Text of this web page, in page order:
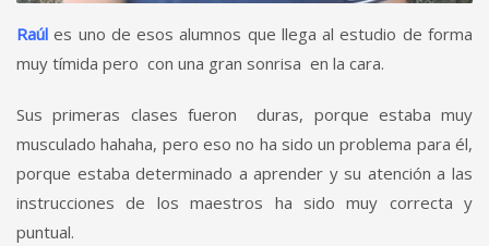
Raúl es uno de esos alumnos que llega al estudio de forma
muy tímida pero con una gran sonrisa en la cara.
Sus primeras clases fueron duras, porque estaba muy
musculado hahaha, pero eso no ha sido un problema para él,
porque estaba determinado a aprender y su atención a las
instrucciones de los maestros ha sido muy correcta y
puntual.